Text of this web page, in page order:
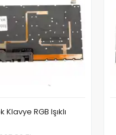
RGB Işıklı